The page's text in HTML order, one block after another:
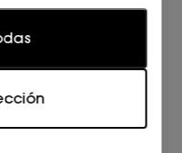
a los propietarios
reuniendo y